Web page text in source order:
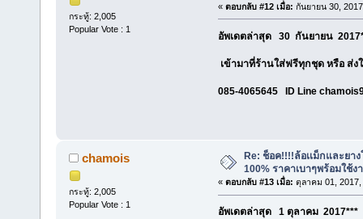
กระทู้: 2,005
Popular Vote : 1
« ตอบกลับ #12 เมื่อ: กันยายน 30,
อัพเดตล่าสุด 30 กันยายน
เข้ามาที่ร้านใส่ฟรีทุกชุด หรือ ส่
085-4065645 ID Line
chamois
กระทู้: 2,005
Popular Vote : 1
Re: ช็อค!!!!ล้อเเม็กและยา
100% ราคาเบาๆพร้อมใช้ง
« ตอบกลับ #13 เมื่อ: ตุลาคม 01, 2017,
อัพเดตล่าสุด 1 ตุลาคม